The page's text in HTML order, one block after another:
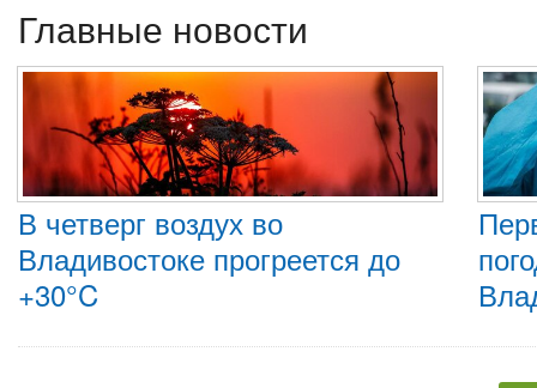
Главные новости
В четверг воздух во
Владивостоке прогреется до
+30°C